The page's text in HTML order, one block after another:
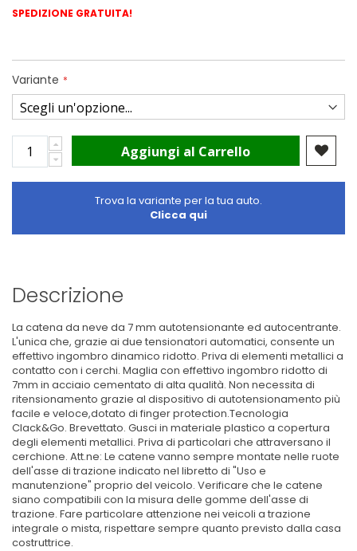
SPEDIZIONE GRATUITA!
Variante
Aggiungi al Carrello
Trova la variante per la tua auto.
Clicca qui
Descrizione
La catena da neve da 7 mm autotensionante ed autocentrante.
L'unica che, grazie ai due tensionatori automatici, consente un
effettivo ingombro dinamico ridotto. Priva di elementi metallici a
contatto con i cerchi. Maglia con effettivo ingombro ridotto di
7mm in acciaio cementato di alta qualità. Non necessita di
ritensionamento grazie al dispositivo di autotensionamento più
facile e veloce,dotato di finger protection.Tecnologia
Clack&Go. Brevettato. Gusci in materiale plastico a copertura
degli elementi metallici. Priva di particolari che attraversano il
cerchione. Att.ne: Le catene vanno sempre montate nelle ruote
dell'asse di trazione indicato nel libretto di "Uso e
manutenzione" proprio del veicolo. Verificare che le catene
siano compatibili con la misura delle gomme dell'asse di
trazione. Fare particolare attenzione nei veicoli a trazione
integrale o mista, rispettare sempre quanto previsto dalla casa
costruttrice.